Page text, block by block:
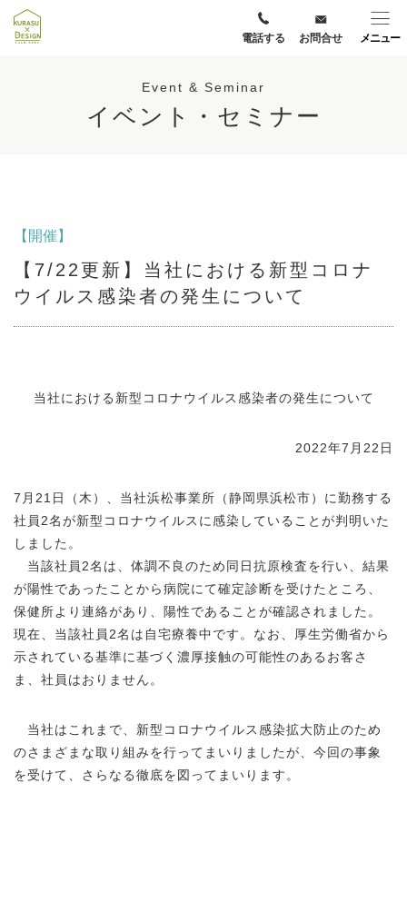
メニュー
電話する お問合せ
Event & Seminar
イベント・セミナー
【開催】
【7/22更新】当社における新型コロナ
ウイルス感染者の発生について
当社における新型コロナウイルス感染者の発生について
2022年7月22日
7月21日（木）、当社浜松事業所（静岡県浜松市）に勤務する
社員2名が新型コロナウイルスに感染していることが判明いた
しました。
当該社員2名は、体調不良のため同日抗原検査を行い、結果
が陽性であったことから病院にて確定診断を受けたところ、
保健所より連絡があり、陽性であることが確認されました。
現在、当該社員2名は自宅療養中です。なお、厚生労働省から
示されている基準に基づく濃厚接触の可能性のあるお客さ
ま、社員はおりません。
当社はこれまで、新型コロナウイルス感染拡大防止のため
のさまざまな取り組みを行ってまいりましたが、今回の事象
を受けて、さらなる徹底を図ってまいります。